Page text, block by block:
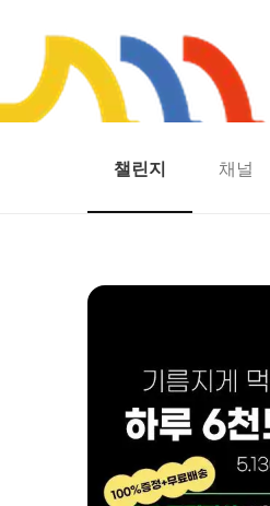
런마일 모두의챌린지
챌린지 채널